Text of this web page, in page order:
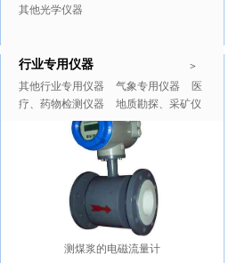
其他光学仪器
>
行业专用仪器
其他行业专用仪器 气象专用仪器
医
疗、药物检测仪器
地质勘探、采矿仪
推广商品 更多>>
测煤浆的电磁流量计